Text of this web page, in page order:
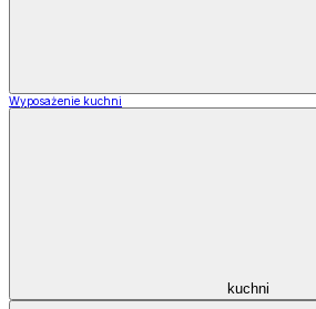
Wyposażenie kuchni
kuchni